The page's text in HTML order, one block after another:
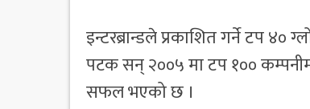
इन्टरब्रान्डले प्रकाशित गर्ने टप
पटक सन् २००५ मा टप १००
सफल भएको छ ।